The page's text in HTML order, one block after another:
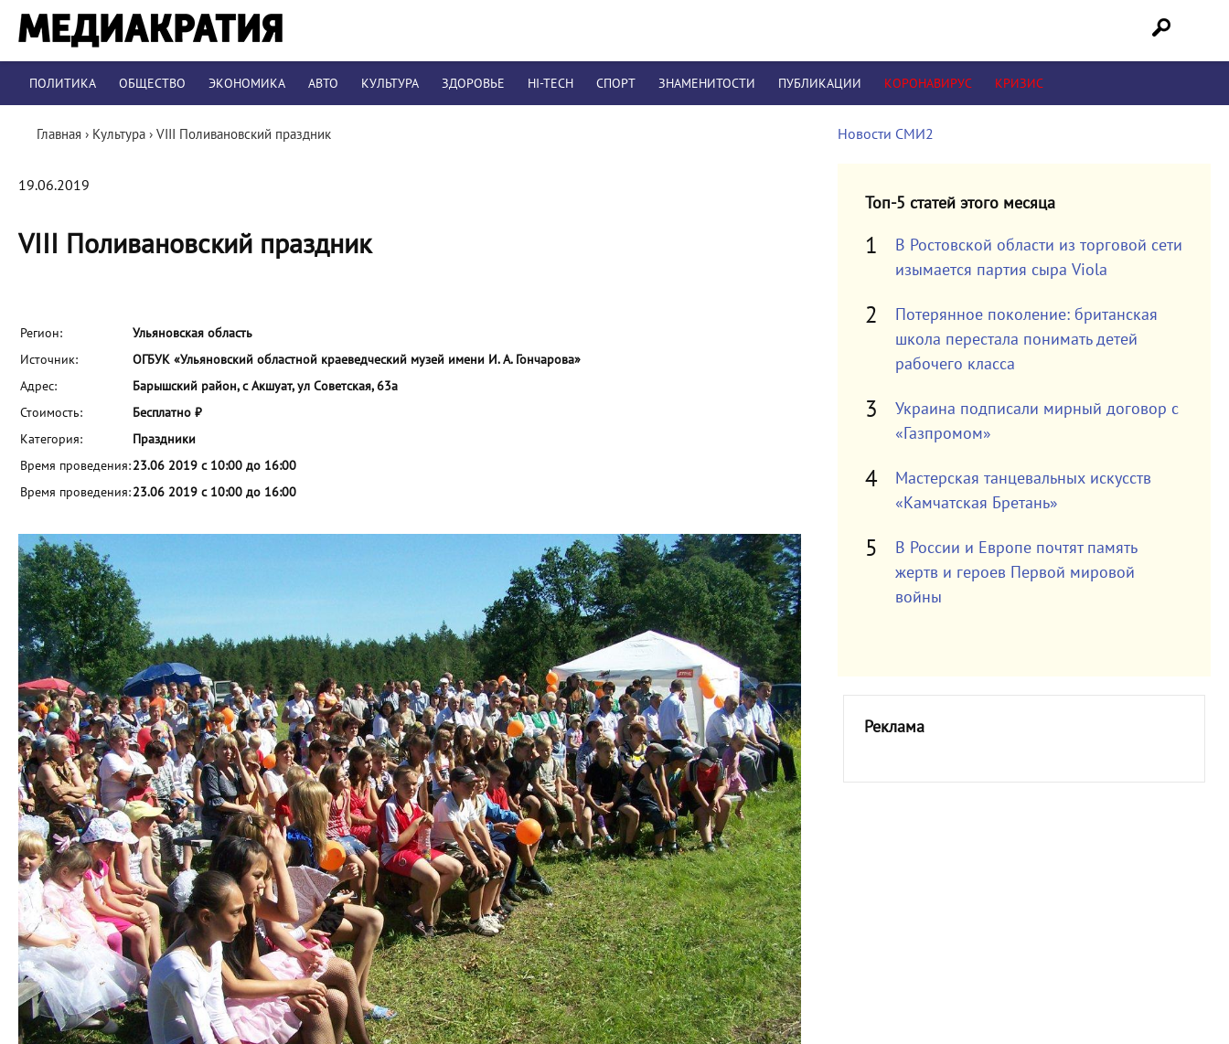
ПОЛИТИКА ОБЩЕСТВО ЭКОНОМИКА АВТО КУЛЬТУРА ЗДОРОВЬЕ HI-TECH СПОРТ ЗНАМЕНИТОСТИ ПУБЛИКАЦИИ КОРОНАВИРУС КРИЗИС
Главная › Культура › VIII Поливановский праздник
19.06.2019
VIII Поливановский праздник
Регион:
Ульяновская область
Источник:
ОГБУК «Ульяновский областной краеведческий музей имени И. А. Гончарова»
Адрес:
Барышский район, с Акшуат, ул Советская, 63а
Стоимость:
Бесплатно ₽
Категория:
Праздники
Время проведения:23.06 2019 с 10:00 до 16:00
Время проведения:23.06 2019 с 10:00 до 16:00
Новости СМИ2
Топ-5 статей этого месяца
В Ростовской области из торговой сети
изымается партия сыра Viola
Потерянное поколение: британская
школа перестала понимать детей
рабочего класса
Украина подписали мирный договор с
«Газпромом»
Мастерская танцевальных искусств
«Камчатская Бретань»
В России и Европе почтят память
жертв и героев Первой мировой
войны
Реклама